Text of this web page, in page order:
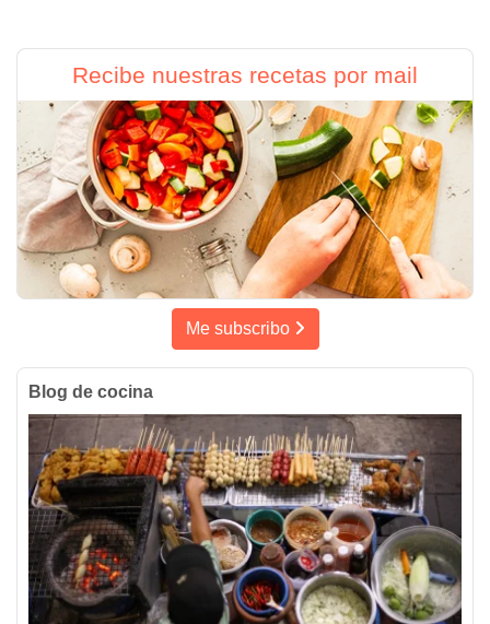
Recibe nuestras recetas por mail
Me subscribo
Blog de cocina